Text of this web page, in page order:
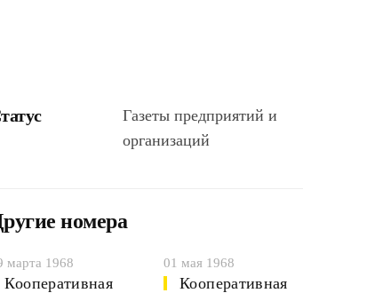
Газеты предприятий и
организаций
номера
марта 1968
Кооперативная
01 мая 1968
Кооперативная